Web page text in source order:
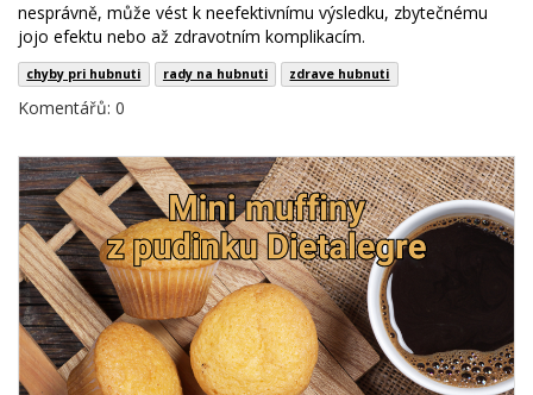
nesprávně, může vést k neefektivnímu výsledku, zbytečnému
jojo efektu nebo až zdravotním komplikacím.
chyby pri hubnuti rady na hubnuti zdrave hubnuti
Komentářů: 0